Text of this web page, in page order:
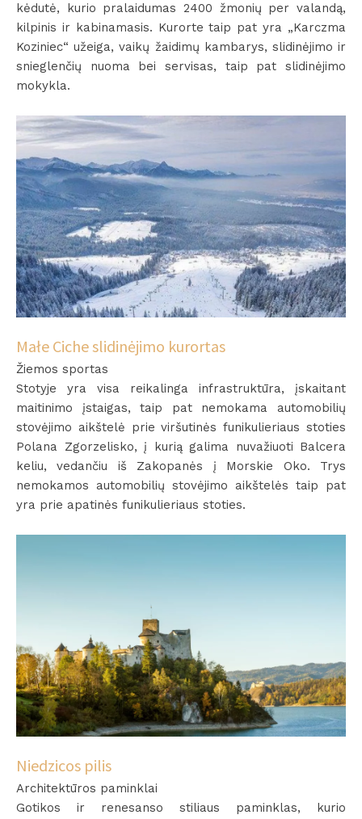
kėdutė, kurio pralaidumas 2400 žmonių per valandą,
kilpinis ir kabinamasis. Kurorte taip pat yra „Karczma
Koziniec“ užeiga, vaikų žaidimų kambarys, slidinėjimo ir
snieglenčių nuoma bei servisas, taip pat slidinėjimo
mokykla.
Małe Ciche slidinėjimo kurortas
Žiemos sportas
Stotyje yra visa reikalinga infrastruktūra, įskaitant
maitinimo įstaigas, taip pat nemokama automobilių
stovėjimo aikštelė prie viršutinės funikulieriaus stoties
Polana Zgorzelisko, į kurią galima nuvažiuoti Balcera
keliu, vedančiu iš Zakopanės į Morskie Oko. Trys
nemokamos automobilių stovėjimo aikštelės taip pat
yra prie apatinės funikulieriaus stoties.
Niedzicos pilis
Architektūros paminklai
Gotikos ir renesanso stiliaus paminklas, kurio